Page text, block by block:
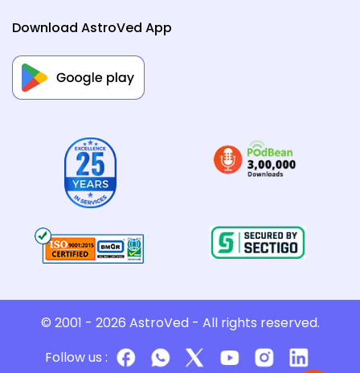
Download AstroVed App
© 2001 - 2026 AstroVed - All rights reserved.
Follow us :